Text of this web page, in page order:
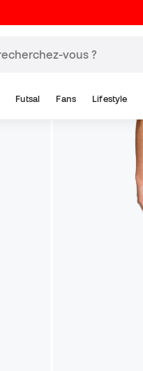
Futsal Fans Lifestyle